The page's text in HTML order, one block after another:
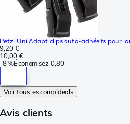
Petzl Uni Adapt clips auto-adhésifs pour
9,20 €
10,00 €
-8 %Économisez 0,80
Voir tous les combideals
Avis clients